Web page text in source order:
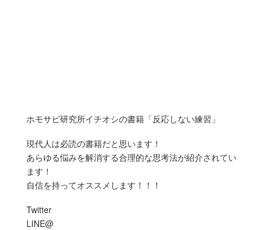
ホモサピ研究所イチオシの書籍「反応しない練習」
現代人は必読の書籍だと思います！
あらゆる悩みを解消する合理的な思考法が紹介されてい
ます！
自信を持ってオススメします！！！
Twitter
LINE@